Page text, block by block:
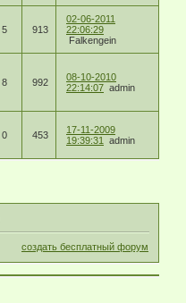
5 913
02-06-2011
22:06:29
Falkengein
8 992
08-10-2010
22:14:07 admin
0 453
17-11-2009
19:39:31
admin
создать бесплатный форум